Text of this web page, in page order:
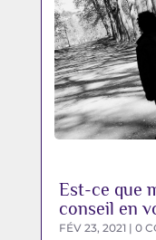
Est-ce que
conseil en
FÉV 23, 2021| 0